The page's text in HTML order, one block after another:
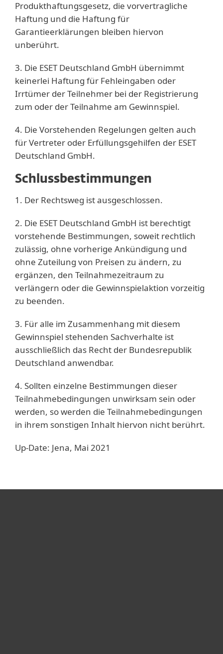
Produkthaftungsgesetz, die vorvertragliche
Haftung und die Haftung für
Garantieerklärungen bleiben hiervon
unberührt.
3. Die ESET Deutschland GmbH übernimmt
keinerlei Haftung für Fehleingaben oder
Irrtümer der Teilnehmer bei der Registrierung
zum oder der Teilnahme am Gewinnspiel.
4. Die Vorstehenden Regelungen gelten auch
für Vertreter oder Erfüllungsgehilfen der ESET
Deutschland GmbH.
Schlussbestimmungen
1. Der Rechtsweg ist ausgeschlossen.
2. Die ESET Deutschland GmbH ist berechtigt
vorstehende Bestimmungen, soweit rechtlich
zulässig, ohne vorherige Ankündigung und
ohne Zuteilung von Preisen zu ändern, zu
ergänzen, den Teilnahmezeitraum zu
verlängern oder die Gewinnspielaktion vorzeitig
zu beenden.
3. Für alle im Zusammenhang mit diesem
Gewinnspiel stehenden Sachverhalte ist
ausschließlich das Recht der Bundesrepublik
Deutschland anwendbar.
4. Sollten einzelne Bestimmungen dieser
Teilnahmebedingungen unwirksam sein oder
werden, so werden die Teilnahmebedingungen
in ihrem sonstigen Inhalt hiervon nicht berührt.
Up-Date: Jena, Mai 2021